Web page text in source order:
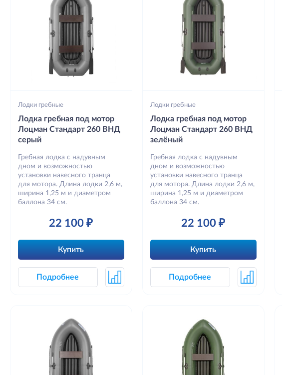
Лодки гребные
Лодка гребная под мотор
Лоцман Стандарт 260 ВНД
серый
Гребная лодка с надувным
дном и возможностью
установки навесного транца
для мотора. Длина лодки 2,6 м,
ширина 1,25 м и диаметром
баллона 34 см.
22 100 ₽
Купить
Подробнее
Лодки гребные
Лодка гребная под мотор
Лоцман Стандарт 260 ВНД
зелёный
Гребная лодка с надувным
дном и возможностью
установки навесного транца
для мотора. Длина лодки 2,6 м,
ширина 1,25 м и диаметром
баллона 34 см.
22 100 ₽
Купить
Подробнее